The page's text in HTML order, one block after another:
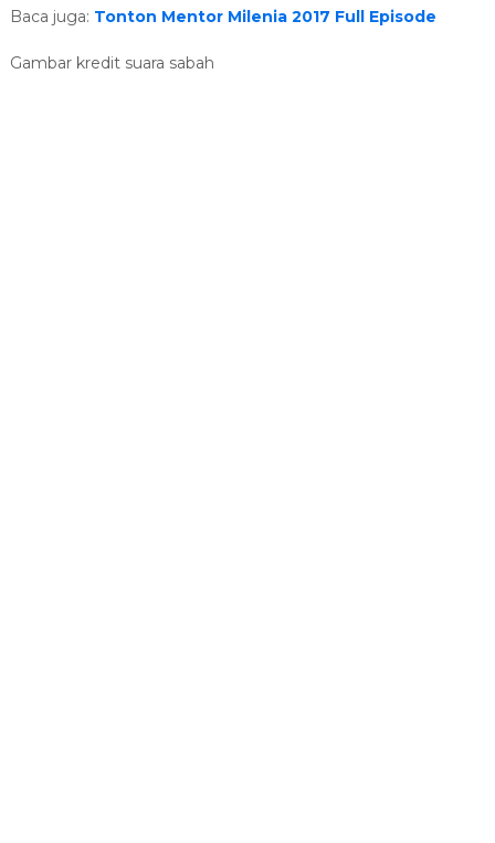
Baca juga: Tonton Mentor Milenia 2017 Full Episode
Gambar kredit suara sabah